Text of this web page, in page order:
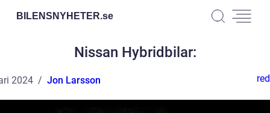
BILENSNYHETER.se
Nissan Hybridbilar:
2024 Jon Larsson